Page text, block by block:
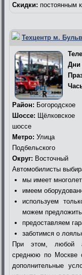
Скидки: постоянным
Техцентр м.
Дни
Район: Богородское
Шоссе: Щёлковское
шоссе
Метро: Улица
Подбельского
Округ: Восточный
Автомобилисты
мы имеет
имеем
используем
можем предложить
предоставляем
заботимся о
При этом, любой
среднюю по Москве
дополнительные